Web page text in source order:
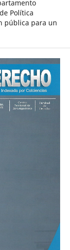
Política
pública para un